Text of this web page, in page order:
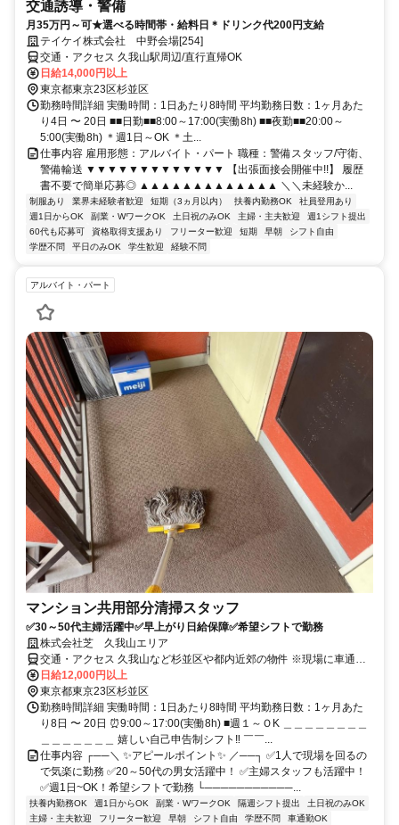
交通誘導・警備
月35万円～可★選べる時間帯・給料日＊ドリンク代200円支給
テイケイ株式会社 中野会場[254]
交通・アクセス 久我山駅周辺/直行直帰OK
日給14,000円以上
東京都東京23区杉並区
勤務時間詳細 実働時間：1日あたり8時間 平均勤務日数：1ヶ月あた
り4日 〜 20日 ■■日勤■■8:00～17:00(実働8h) ■■夜勤■■20:00～
5:00(実働8h) ＊週1日～OK ＊土...
仕事内容 雇用形態：アルバイト・パート 職種：警備スタッフ/守衛、
警備輸送 ▼▼▼▼▼▼▼▼▼▼▼▼▼ 【出張面接会開催中!!】 履歴
書不要で簡単応募◎ ▲▲▲▲▲▲▲▲▲▲▲▲▲ ＼＼未経験か...
制服あり 業界未経験者歓迎 短期（3ヵ月以内） 扶養内勤務OK
社員登用あり
週1日からOK
副業・WワークOK 土日祝のみOK 主婦・主夫歓迎
週1シフト提出
60代も応募可
資格取得支援あり フリーター歓迎 短期 早朝
シフト自由
学歴不問
平日のみOK 学生歓迎 経験不問
アルバイト・パート
マンション共用部分清掃スタッフ
✅30～50代主婦活躍中✅早上がり日給保障✅希望シフトで勤務
株式会社芝 久我山エリア
交通・アクセス 久我山など杉並区や都内近郊の物件 ※現場に車通
勤・直行直帰OK
日給12,000円以上
東京都東京23区杉並区
勤務時間詳細 実働時間：1日あたり8時間 平均勤務日数：1ヶ月あた
り8日 〜 20日 ⏰9:00～17:00(実働8h) ■週１～ＯK ＿＿＿＿＿＿＿＿
＿＿＿＿＿＿＿ 嬉しい自己申告制シフト‼ ￣￣...
仕事内容 ┌──＼ ✨アピールポイント✨ ／──┐ ✅1人で現場を回るの
で気楽に勤務 ✅20～50代の男女活躍中！ ✅主婦スタッフも活躍中！
✅週1日~OK！希望シフトで勤務 └───────────...
扶養内勤務OK 週1日からOK 副業・WワークOK 隔週シフト提出
土日祝のみOK
主婦・主夫歓迎
フリーター歓迎 早朝 シフト自由 学歴不問
車通勤OK